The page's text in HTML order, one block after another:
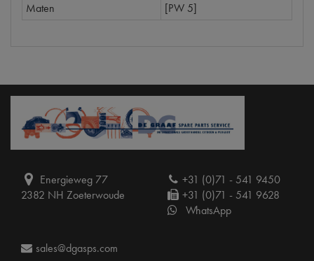
Maten
[PW 5]
Energieweg 77
2382 NH Zoeterwoude
+31 (0)71 - 541 9450
+31 (0)71 - 541 9628
WhatsApp
sales@dgasps.com